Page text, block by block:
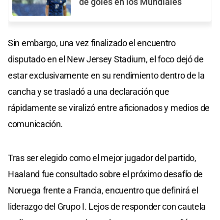
Sin embargo, una vez finalizado el encuentro
disputado en el New Jersey Stadium, el foco dejó de
estar exclusivamente en su rendimiento dentro de la
cancha y se trasladó a una declaración que
rápidamente se viralizó entre aficionados y medios de
comunicación.
Tras ser elegido como el mejor jugador del partido,
Haaland fue consultado sobre el próximo desafío de
Noruega frente a Francia, encuentro que definirá el
liderazgo del Grupo I. Lejos de responder con cautela